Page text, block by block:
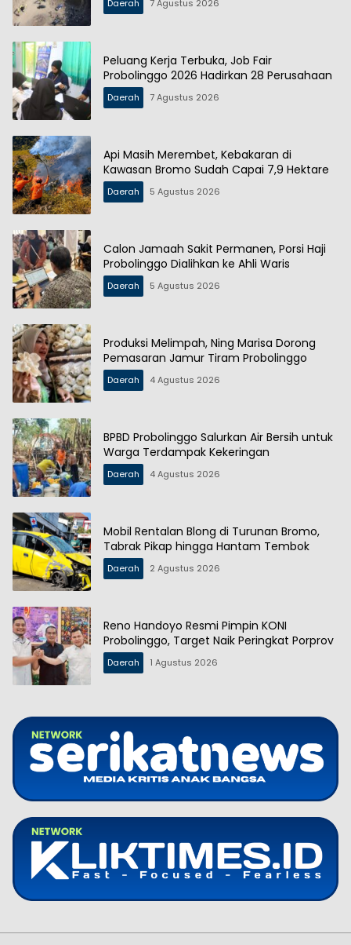
Daerah 7 Agustus 2026
Peluang Kerja Terbuka, Job Fair
Probolinggo 2026 Hadirkan 28 Perusahaan
Daerah 7 Agustus 2026
Api Masih Merembet, Kebakaran di
Kawasan Bromo Sudah Capai 7,9 Hektare
Daerah 5 Agustus 2026
Calon Jamaah Sakit Permanen, Porsi Haji
Probolinggo Dialihkan ke Ahli Waris
Daerah 5 Agustus 2026
Produksi Melimpah, Ning Marisa Dorong
Pemasaran Jamur Tiram Probolinggo
Daerah 4 Agustus 2026
BPBD Probolinggo Salurkan Air Bersih untuk
Warga Terdampak Kekeringan
Daerah 4 Agustus 2026
Mobil Rentalan Blong di Turunan Bromo,
Tabrak Pikap hingga Hantam Tembok
Daerah 2 Agustus 2026
Reno Handoyo Resmi Pimpin KONI
Probolinggo, Target Naik Peringkat Porprov
Daerah 1 Agustus 2026